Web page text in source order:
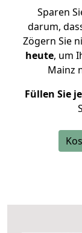
Sparen
darum,
Zögern Sie
heute, um
Mainz
Füllen Sie